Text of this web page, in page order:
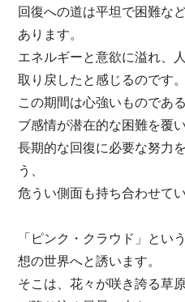
回復への道は平坦で困難な
あります。
エネルギーと意欲に溢れ、
取り戻したと感じるのです。
この期間は心強いものであ
ブ感情が潜在的な困難を覆い
長期的な回復に必要な努力
う、
危うい側面も持ち合わせてい
「ピンク・クラウド」とい
想の世界へと誘います。
そこは、花々が咲き誇る草